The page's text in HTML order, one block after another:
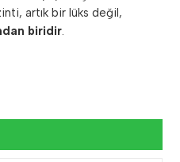
artık bir lüks değil,
biridir